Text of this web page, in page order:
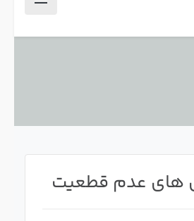
های عدم قطعیت